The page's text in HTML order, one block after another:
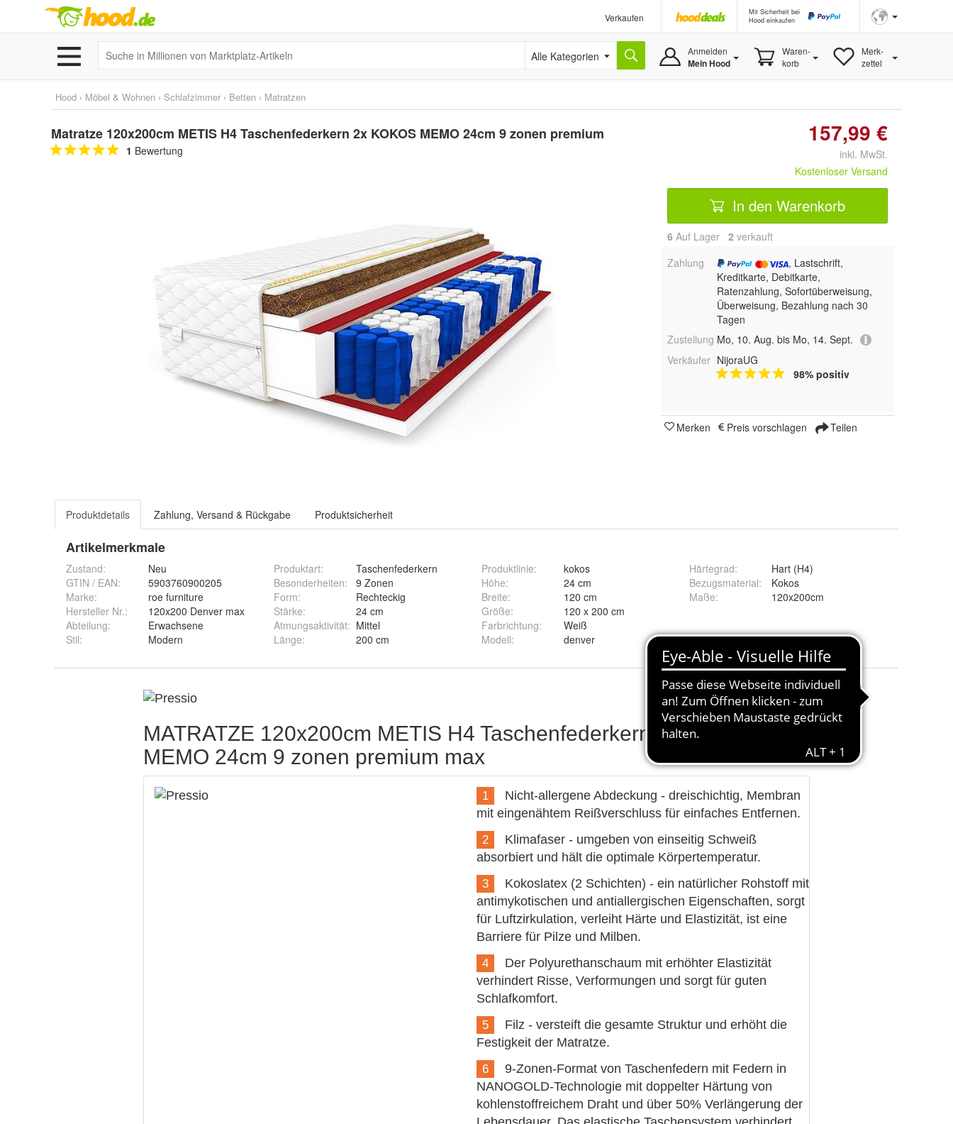
Verkaufen
Mit Sicherheit bei
Hood einkaufen
Alle Kategorien Anmelden
Mein Hood
Waren-
korb
Merk-
zettel
Hood › Möbel & Wohnen › Schlafzimmer › Betten › Matratzen
Matratze 120x200cm METIS H4 Taschenfederkern 2x KOKOS MEMO 24cm 9 zonen premium
1 Bewertung
157,99 €
inkl. MwSt.
Kostenloser Versand
In den Warenkorb
6 Auf Lager 2 verkauft
Zahlung
, Lastschrift,
Kreditkarte, Debitkarte,
Ratenzahlung, Sofortüberweisung,
Überweisung, Bezahlung nach 30
Tagen
Zustellung Mo, 10. Aug. bis Mo, 14. Sept.
Verkäufer NijoraUG
98% positiv
Merken Preis vorschlagen Teilen
Produktdetails Zahlung, Versand & Rückgabe Produktsicherheit
Artikelmerkmale
Zustand:
Neu
GTIN / EAN:
5903760900205
Marke:
roe furniture
Hersteller Nr.:
120x200 Denver max
Abteilung:
Erwachsene
Stil: Modern
Produktart:
Taschenfederkern
Besonderheiten:
9 Zonen
Form:
Rechteckig
Stärke:
24 cm
Atmungsaktivität: Mittel
Länge: 200 cm
Produktlinie:
kokos
Höhe:
24 cm
Breite:
120 cm
Größe:
120 x 200 cm
Farbrichtung:
Weiß
Modell: denver
Härtegrad:
Hart (H4)
Bezugsmaterial:
Kokos
Maße: 120x200cm